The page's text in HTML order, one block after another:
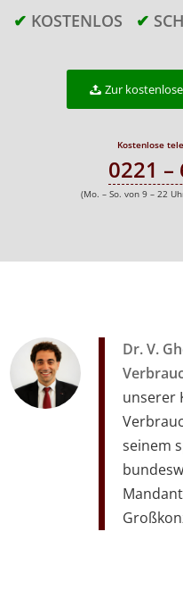
✔ KOSTENLOS ✔
Zur
Kostenlose
0221 –
(Mo. – So. von 9 – 22
Dr. V.
unserer
seinem